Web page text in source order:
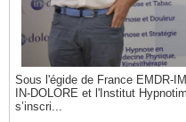
Sous l'égide de France EMDR-
IN-DOLORE et l'Institut
s’inscri...